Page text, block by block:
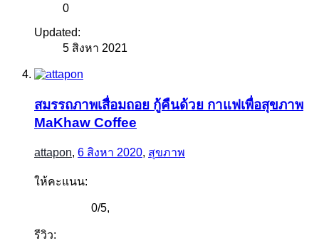
0
Updated:
5 สิงหา 2021
สมรรถภาพเสื่อมถอย กู้คืนด้วย กาแฟเพื่อสุขภาพ
MaKhaw Coffee
attapon, 6 สิงหา 2020, สุขภาพ
ให้คะแนน:
0/5,
รีวิว: